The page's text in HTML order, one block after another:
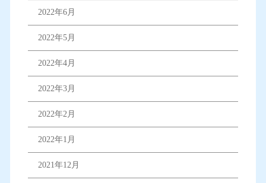
2022年6月
2022年5月
2022年4月
2022年3月
2022年2月
2022年1月
2021年12月